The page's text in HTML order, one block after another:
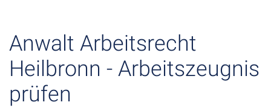
Anwalt Arbeitsrecht
Heilbronn - Arbeitszeugnis
prüfen